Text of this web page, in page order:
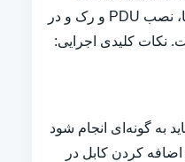
سینی و ترانک، کشیدن کابل‌ها، نصب PDU و رک و در
به گونه‌ای انجام شود
کردن کابل در